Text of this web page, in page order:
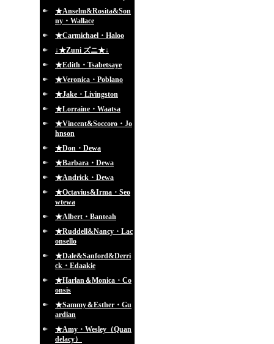
★Anselm&Rosita&Son
ny・Wallace
★Carmichael・Haloo
↓★Zuni ズニ★↓
★Edith・Tsabetsaye
★Veronica・Poblano
★Jake・Livingston
★Lorraine・Waatsa
★Vincent&Soccoro・Jo
hnson
★Don・Dewa
★Barbara・Dewa
★Andrick・Dewa
★Octavius&Irma・Seo
wtewa
★Albert・Banteah
★Ruddell&Nancy・Lac
onsello
★Dale&Sanford&Derri
ck・Edaakie
★Harlan＆Monica・Co
onsis
★Sammy＆Esther・Gu
ardian
★Amy・Wesley（Quan
delacy）